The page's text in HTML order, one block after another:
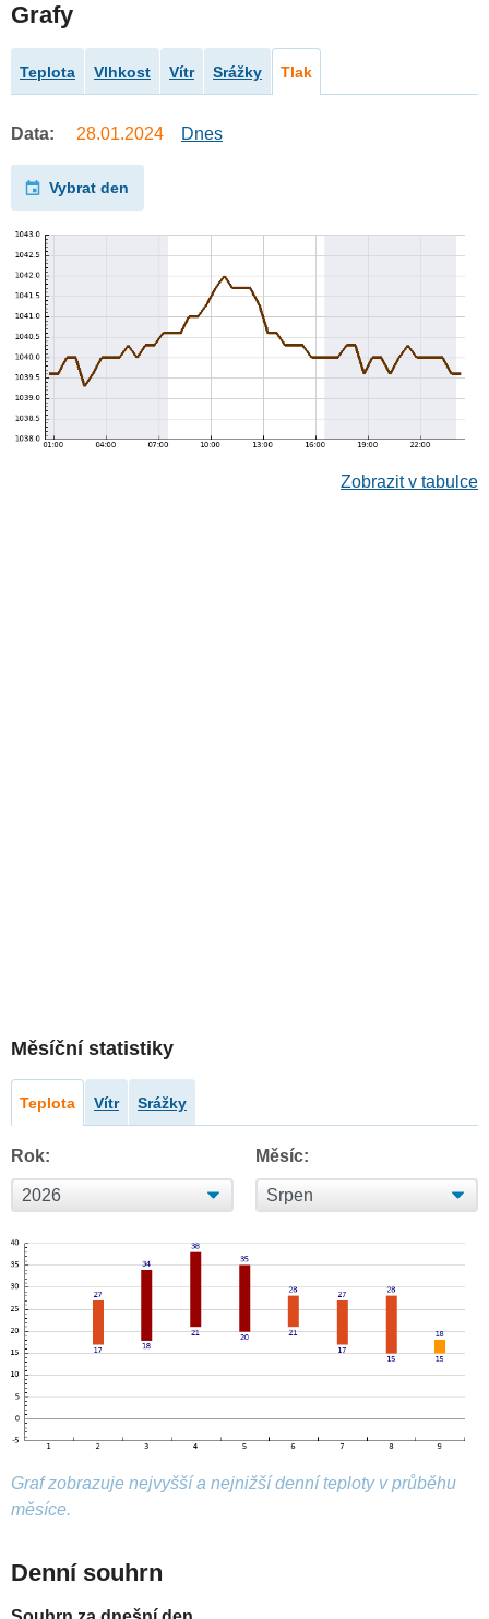
Grafy
Teplota Vlhkost Vítr Srážky Tlak
Data: 28.01.2024 Dnes
Vybrat den
Zobrazit v tabulce
Měsíční statistiky
Teplota Vítr Srážky
Rok: Měsíc:
Graf zobrazuje nejvyšší a nejnižší denní teploty v průběhu
měsíce.
Denní souhrn